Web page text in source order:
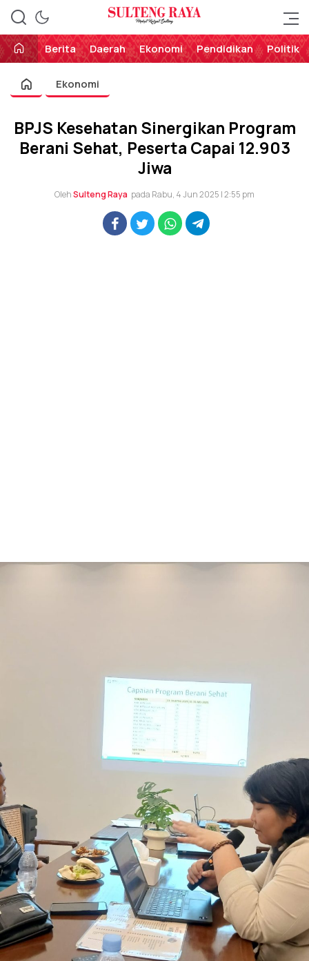
Sulteng Raya
Perekat Rakyat Sulteng
Berita
Daerah Ekonomi Pendidikan Politik
Ekonomi
BPJS Kesehatan Sinergikan Program
Berani Sehat, Peserta Capai 12.903
Jiwa
OlehSulteng Raya pada Rabu, 4 Jun 2025 | 2:55 pm